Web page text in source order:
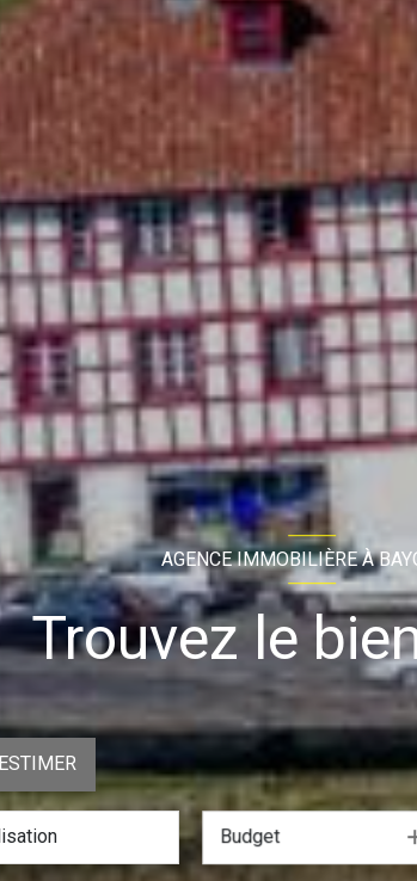
AGENCE IMMOBILIÈRE À
Trouvez le
ESTIMER
Budget